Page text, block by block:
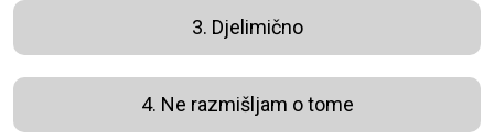
3. Djelimično
4. Ne razmišljam o tome